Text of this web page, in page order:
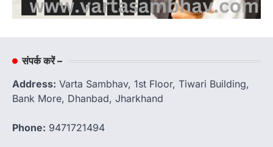
संपर्क करें –
Address: Varta Sambhav, 1st Floor, Tiwari Building,
Bank More, Dhanbad, Jharkhand
Phone: 9471721494